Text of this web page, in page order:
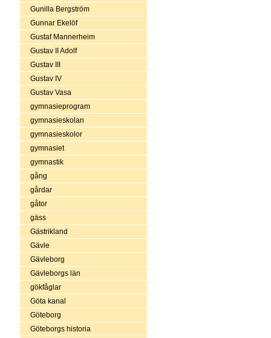
Gunilla Bergström
Gunnar Ekelöf
Gustaf Mannerheim
Gustav II Adolf
Gustav III
Gustav IV
Gustav Vasa
gymnasieprogram
gymnasieskolan
gymnasieskolor
gymnasiet
gymnastik
gång
gårdar
gåtor
gäss
Gästrikland
Gävle
Gävleborg
Gävleborgs län
gökfåglar
Göta kanal
Göteborg
Göteborgs historia